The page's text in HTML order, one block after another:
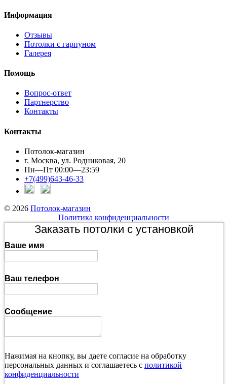
Информация
Отзывы
Потолки с гарпуном
Галерея
Помощь
Вопрос-ответ
Партнерство
Контакты
Контакты
Потолок-магазин
г. Москва, ул. Родниковая, 20
Пн—Пт 00:00—23:59
+7(499)643-46-33
© 2026 Потолок-магазин
Политика конфиденциальности
Заказать потолки с установкой
Ваше имя
Ваш телефон
Сообщение
Нажимая на кнопку, вы даете согласие на обработку
персональных данных и соглашаетесь с политикой
конфиденциальности